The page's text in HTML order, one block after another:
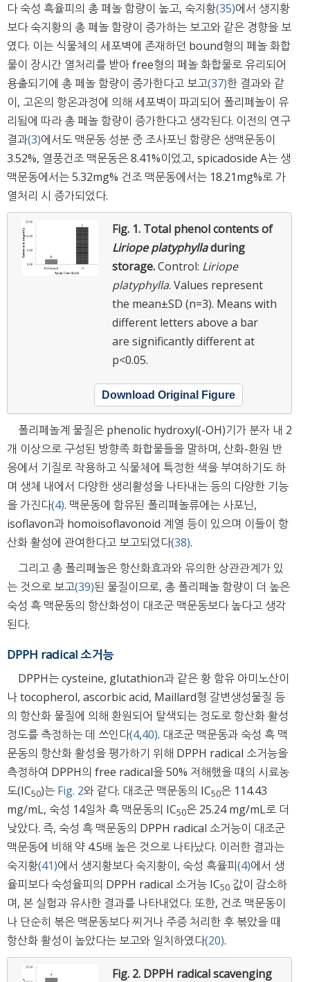
다 숙성 흑율피의 총 페놀 함량이 높고, 숙지황(35)에서 생지황
보다 숙지황의 총 페놀 함량이 증가하는 보고와 같은 경향을 보
였다. 이는 식물체의 세포벽에 존재하던 bound형의 페놀 화합
물이 장시간 열처리를 받아 free형의 페놀 화합물로 유리되어
용출되기에 총 페놀 함량이 증가한다고 보고(37)한 결과와 같
이, 고온의 항온과정에 의해 세포벽이 파괴되어 폴리페놀이 유
리됨에 따라 총 페놀 함량이 증가한다고 생각된다. 이전의 연구
결과(3)에서도 맥문동 성분 중 조사포닌 함량은 생맥문동이
3.52%, 열풍건조 맥문동은 8.41%이었고, spicadoside A는 생
맥문동에서는 5.32mg% 건조 맥문동에서는 18.21mg%로 가
열처리 시 증가되었다.
Fig. 1. Total phenol contents of
Liriope platyphylladuring
storage.Control: Liriope
platyphylla. Values represent
the mean±SD (n=3). Means with
different letters above a bar
are significantly different at
p<0.05.
Download Original Figure
폴리페놀계 물질은 phenolic hydroxyl(-OH)기가 분자 내 2
개 이상으로 구성된 방향족 화합물들을 말하며, 산화-환원 반
응에서 기질로 작용하고 식물체에 특정한 색을 부여하기도 하
며 생체 내에서 다양한 생리활성을 나타내는 등의 다양한 기능
을 가진다(4). 맥문동에 함유된 폴리페놀류에는 사포닌,
isoflavon과 homoisoflavonoid 계열 등이 있으며 이들이 항
산화 활성에 관여한다고 보고되었다(38).
그리고 총 폴리페놀은 항산화효과와 유의한 상관관계가 있
는 것으로 보고(39)된 물질이므로, 총 폴리페놀 함량이 더 높은
숙성 흑 맥문동의 항산화성이 대조군 맥문동보다 높다고 생각
된다.
DPPH radical 소거능
DPPH는 cysteine, glutathion과 같은 황 함유 아미노산이
나 tocopherol, ascorbic acid, Maillard형 갈변생성물질 등
의 항산화 물질에 의해 환원되어 탈색되는 정도로 항산화 활성
정도를 측정하는 데 쓰인다(4,40). 대조군 맥문동과 숙성 흑 맥
문동의 항산화 활성을 평가하기 위해 DPPH radical 소거능을
측정하여 DPPH의 free radical을 50% 저해했을 때의 시료농
도(IC50)는 Fig. 2와 같다. 대조군 맥문동의 IC50은 114.43
mg/mL, 숙성 14일차 흑 맥문동의 IC50은 25.24 mg/mL로 더
낮았다. 즉, 숙성 흑 맥문동의 DPPH radical 소거능이 대조군
맥문동에 비해 약 4.5배 높은 것으로 나타났다. 이러한 결과는
숙지황(41)에서 생지황보다 숙지황이, 숙성 흑율피(4)에서 생
율피보다 숙성율피의 DPPH radical 소거능 IC50 값이 감소하
며, 본 실험과 유사한 결과를 나타내었다. 또한, 건조 맥문동이
나 단순히 볶은 맥문동보다 찌거나 주증 처리한 후 볶았을 때
항산화 활성이 높았다는 보고와 일치하였다(20).
Fig. 2. DPPH radical scavenging